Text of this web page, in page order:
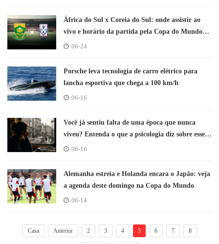
África do Sul x Coreia do Sul: onde assistir ao
vivo e horário da partida pela Copa do Mundo
202606-24
Porsche leva tecnologia de carro elétrico para
lancha esportiva que chega a 100 km/h
06-16
Você já sentiu falta de uma época que nunca
viveu? Entenda o que a psicologia diz sobre esse
sentimento
06-16
Alemanha estreia e Holanda encara o Japão: veja
a agenda deste domingo na Copa do Mundo
06-14
Casa Anterior 2 3 4 5 6 7 8